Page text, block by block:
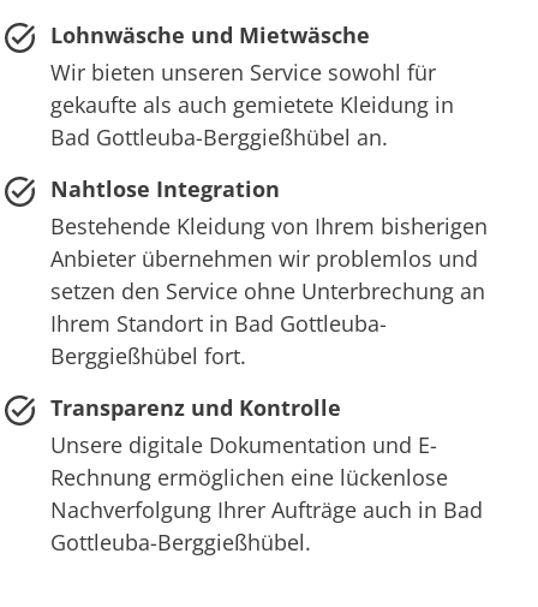
Lohnwäsche und Mietwäsche
Wir bieten unseren Service sowohl für
gekaufte als auch gemietete Kleidung in
Bad Gottleuba-Berggießhübel an.
Nahtlose Integration
Bestehende Kleidung von Ihrem bisherigen
Anbieter übernehmen wir problemlos und
setzen den Service ohne Unterbrechung an
Ihrem Standort in Bad Gottleuba-
Berggießhübel fort.
Transparenz und Kontrolle
Unsere digitale Dokumentation und E-
Rechnung ermöglichen eine lückenlose
Nachverfolgung Ihrer Aufträge auch in Bad
Gottleuba-Berggießhübel.